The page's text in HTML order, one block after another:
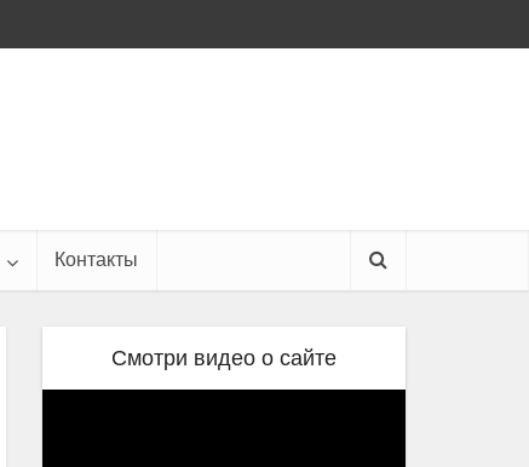
Контакты
Смотри видео о сайте